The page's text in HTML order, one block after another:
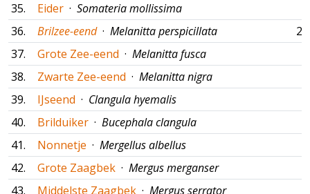
35.
Eider · Somateria mollissima
36.
Brilzee-eend · Melanitta perspicillata
37.
Grote Zee-eend · Melanitta fusca
38.
Zwarte Zee-eend · Melanitta nigra
39.
IJseend · Clangula hyemalis
40.
Brilduiker · Bucephala clangula
41.
Nonnetje · Mergellus albellus
42.
Grote Zaagbek · Mergus merganser
43.
Middelste Zaagbek · Mergus serrator